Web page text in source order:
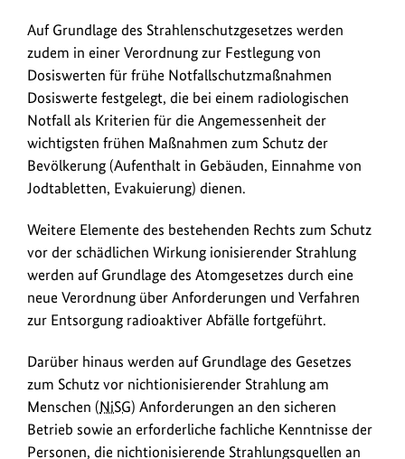
Auf Grundlage des Strahlenschutzgesetzes werden
zudem in einer Verordnung zur Festlegung von
Dosiswerten für frühe Notfallschutzmaßnahmen
Dosiswerte festgelegt, die bei einem radiologischen
Notfall als Kriterien für die Angemessenheit der
wichtigsten frühen Maßnahmen zum Schutz der
Bevölkerung (Aufenthalt in Gebäuden, Einnahme von
Jodtabletten, Evakuierung) dienen.
Weitere Elemente des bestehenden Rechts zum Schutz
vor der schädlichen Wirkung ionisierender Strahlung
werden auf Grundlage des Atomgesetzes durch eine
neue Verordnung über Anforderungen und Verfahren
zur Entsorgung radioaktiver Abfälle fortgeführt.
Darüber hinaus werden auf Grundlage des Gesetzes
zum Schutz vor nichtionisierender Strahlung am
Menschen (NiSG) Anforderungen an den sicheren
Betrieb sowie an erforderliche fachliche Kenntnisse der
Personen, die nichtionisierende Strahlungsquellen an